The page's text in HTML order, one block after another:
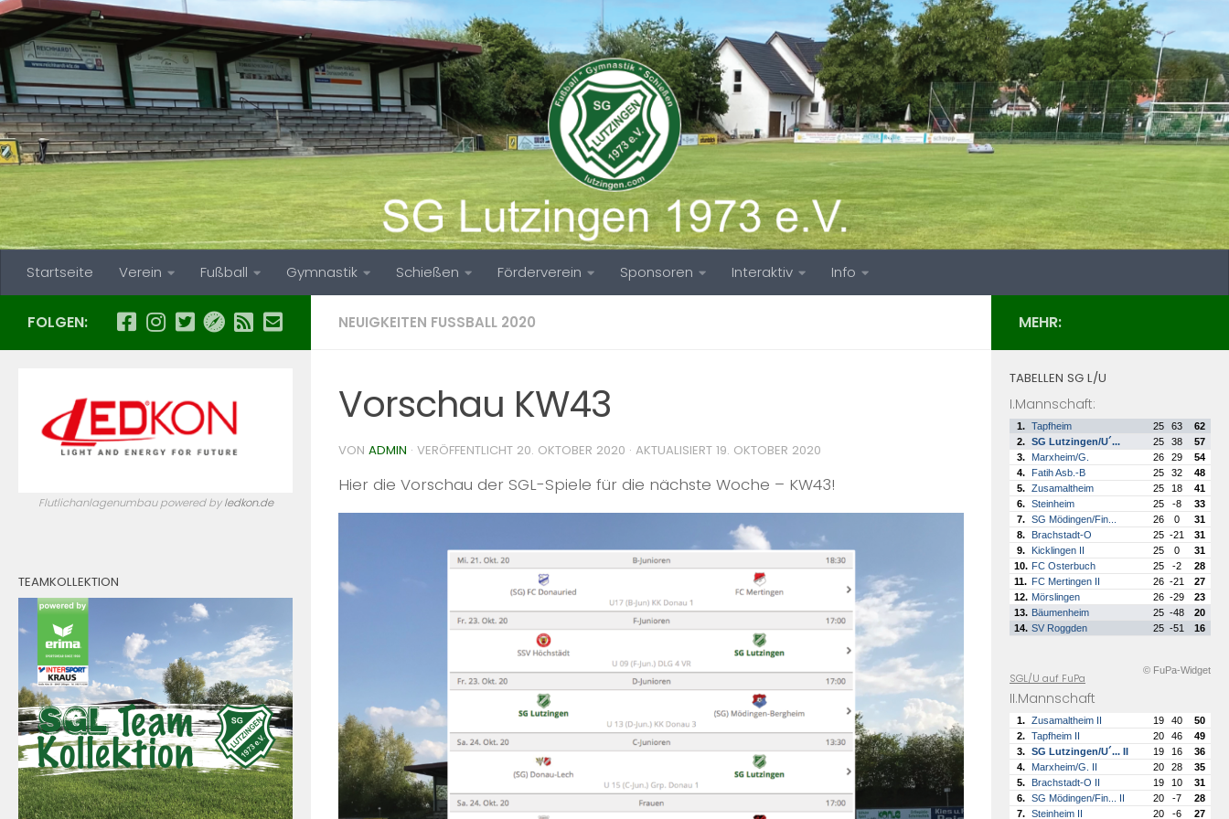
Zum Inhalt springen
Startseite Verein Fußball Gymnastik Schießen Förderverein Sponsoren Interaktiv Info
NEUIGKEITEN FUSSBALL 2020
Vorschau KW43
VON ADMIN · VERÖFFENTLICHT 20. OKTOBER 2020 · AKTUALISIERT 19. OKTOBER 2020
Hier die Vorschau der SGL-Spiele für die nächste Woche – KW43!
FOLGEN:
Flutlichanlagenumbau powered byledkon.de
TEAMKOLLEKTION
MEHR:
TABELLEN SG L/U
I.Mannschaft:
1. Tapfheim 25 63
62
2.
SG Lutzingen/U´... 25 38
57
3.
Marxheim/G. 26 29
54
4.
Fatih Asb.-B 25 32
48
5.
Zusamaltheim 25 18
41
6.
Steinheim 25 -8
33
7.
SG Mödingen/Fin... 26 0
31
8.
Brachstadt-O 25 -21
31
9.
Kicklingen II 25 0
31
10. FC Osterbuch 25 -2
28
11. FC Mertingen II 26 -21
27
12. Mörslingen 26 -29
23
13. Bäumenheim 25 -48
20
14. SV Roggden 25 -51 16
© FuPa-Widget
SGL/U auf FuPa
II.Mannschaft
1. Zusamaltheim II 19 40
50
2.
Tapfheim II 20 46
49
3.
SG Lutzingen/U´... II 19 16
36
4.
Marxheim/G. II 20 28
35
5.
Brachstadt-O II 19 10
31
6.
SG Mödingen/Fin... II 20 -7
28
7.
Steinheim II 20 -6
27